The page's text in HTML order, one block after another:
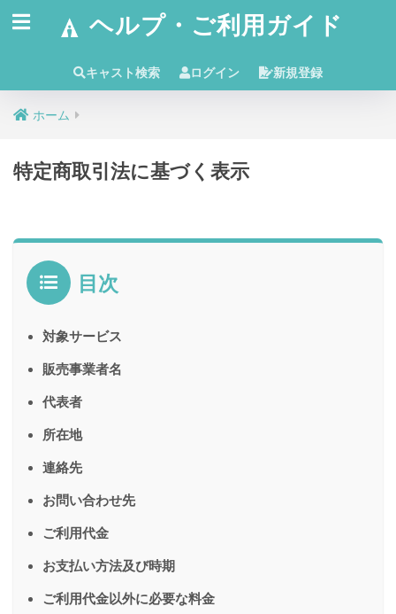
ヘルプ・ご利用ガイド
キャスト検索 ログイン 新規登録
ホーム
特定商取引法に基づく表示
目次
対象サービス
販売事業者名
代表者
所在地
連絡先
お問い合わせ先
ご利用代金
お支払い方法及び時期
ご利用代金以外に必要な料金